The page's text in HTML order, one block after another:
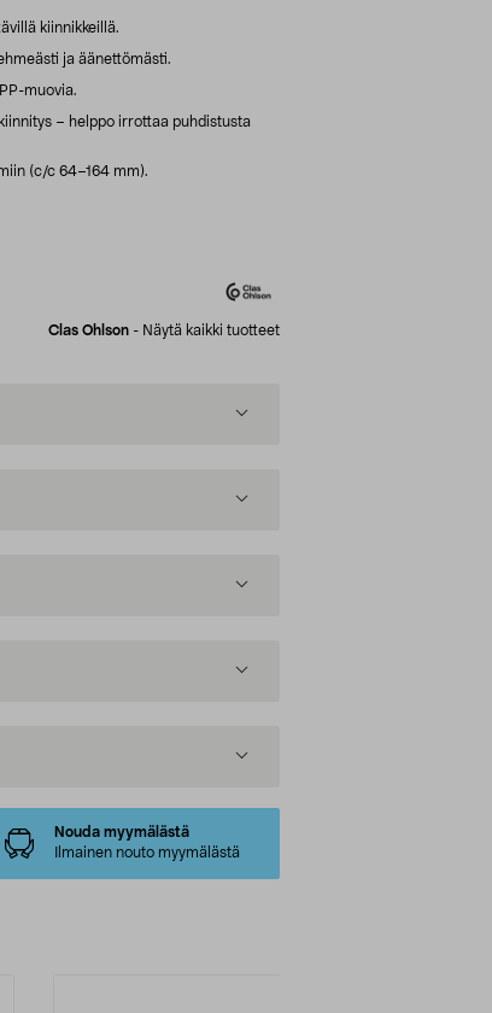
kiinnikkeillä.
ja äänettömästi.
muovia.
– helppo irrottaa puhdistusta
(c/c 64–164 mm).
Clas Ohlson - Näytä kaikki tuotteet
Nouda myymälästä
Ilmainen nouto myymälästä